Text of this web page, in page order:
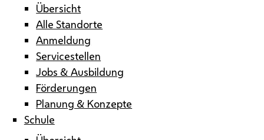
Übersicht
Alle Standorte
Anmeldung
Servicestellen
Jobs & Ausbildung
Förderungen
Planung & Konzepte
Schule